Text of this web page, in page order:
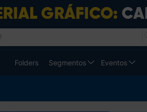
Folders Segmentos Eventos